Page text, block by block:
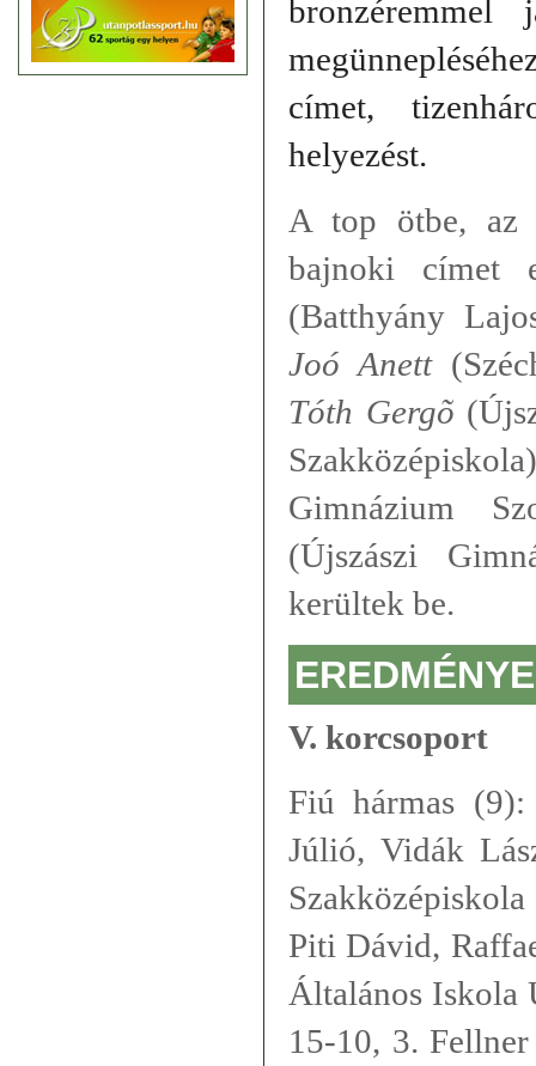
címet,
helyezést.
A top ötbe, az
bajnoki címet
(Batthyány
Joó Anett
Tóth Gergõ
Gimnázium
(Újszászi
kerültek be.
V. korcsoport
Fiú hármas
Júlió, Vidák
Piti Dávid,
Általános Iskola
15-10, 3.